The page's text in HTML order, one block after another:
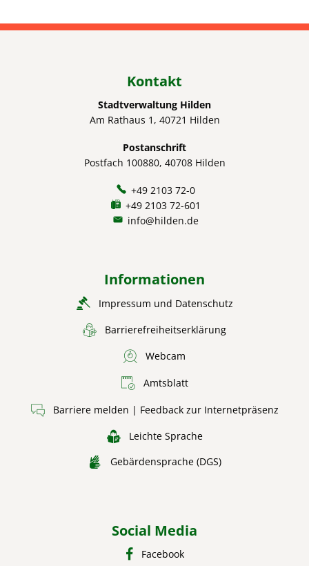
Kontakt
Stadtverwaltung Hilden
Am Rathaus 1, 40721 Hilden
Postanschrift
Postfach 100880, 40708 Hilden
+49 2103 72-0
+49 2103 72-601
info@hilden.de
Informationen
Impressum und Datenschutz
Barrierefreiheitserklärung
Webcam
Amtsblatt
Barriere melden | Feedback zur Internetpräsenz
Leichte Sprache
Gebärdensprache (DGS)
Social Media
Facebook